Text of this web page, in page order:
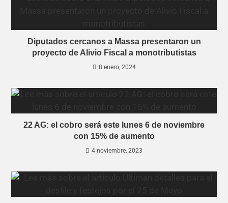
Diputados cercanos a Massa presentaron un
proyecto de Alivio Fiscal a monotributistas
8 enero, 2024
22 AG: el cobro será este lunes 6 de noviembre
con 15% de aumento
4 noviembre, 2023